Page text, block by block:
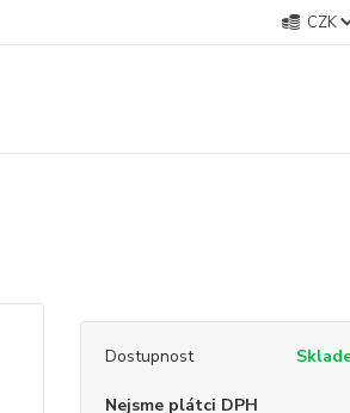
CZK
Dostupnost
Nejsme plátci DPH